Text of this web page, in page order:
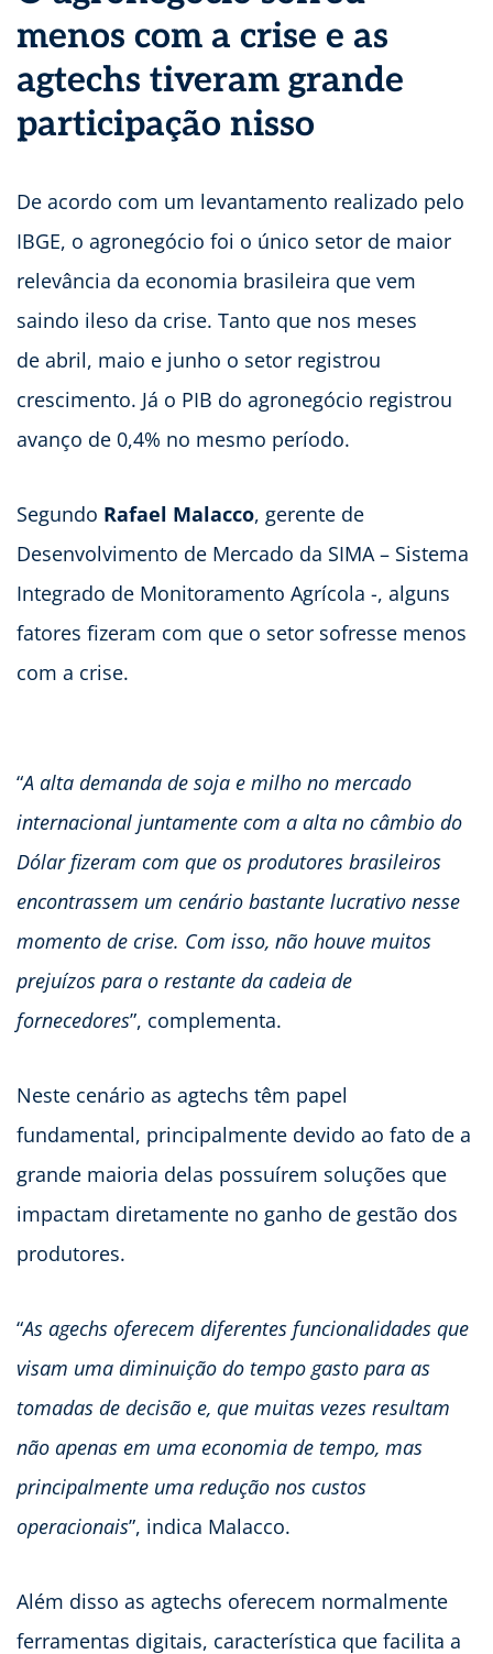
menos com a crise e as
agtechs tiveram grande
participação nisso
De acordo com um levantamento realizado pelo
IBGE, o agronegócio foi o único setor de maior
relevância da economia brasileira que vem
saindo ileso da crise. Tanto que nos meses
de abril, maio e junho o setor registrou
crescimento. Já o PIB do agronegócio registrou
avanço de 0,4% no mesmo período.
Segundo Rafael Malacco, gerente de
Desenvolvimento de Mercado da SIMA – Sistema
Integrado de Monitoramento Agrícola -, alguns
fatores fizeram com que o setor sofresse menos
com a crise.
“A alta demanda de soja e milho no mercado
internacional juntamente com a alta no câmbio do
Dólar fizeram com que os produtores brasileiros
encontrassem um cenário bastante lucrativo nesse
momento de crise. Com isso, não houve muitos
prejuízos para o restante da cadeia de
fornecedores”, complementa.
Neste cenário as agtechs têm papel
fundamental, principalmente devido ao fato de a
grande maioria delas possuírem soluções que
impactam diretamente no ganho de gestão dos
produtores.
“As agechs oferecem diferentes funcionalidades que
visam uma diminuição do tempo gasto para as
tomadas de decisão e, que muitas vezes resultam
não apenas em uma economia de tempo, mas
principalmente uma redução nos custos
operacionais”, indica Malacco.
Além disso as agtechs oferecem normalmente
ferramentas digitais, característica que facilita a